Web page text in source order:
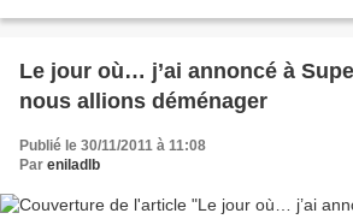
Le jour où… j’ai annoncé à
nous allions déménager
Publié le 30/11/2011 à 11:08
Par eniladlb